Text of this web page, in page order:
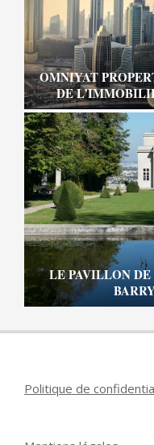
OMNIYAT
DE
LE PAVILLON
Politique de